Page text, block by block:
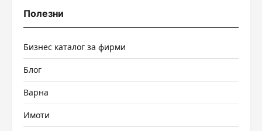
Полезни
Бизнес каталог за фирми
Блог
Варна
Имоти